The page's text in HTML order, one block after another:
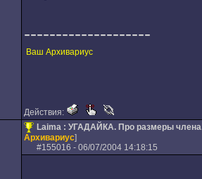
--------------------
Ваш Архивариус
Действия:
Laima : УГАДАЙКА. Про размеры
Архивариус]
#155016 - 06/07/2004 14:18:15